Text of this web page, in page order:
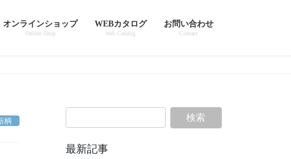
オンラインショップ
Online Shop
WEBカタログ
Web Catalog
お問い合わせ
Contact
柄
最新記事